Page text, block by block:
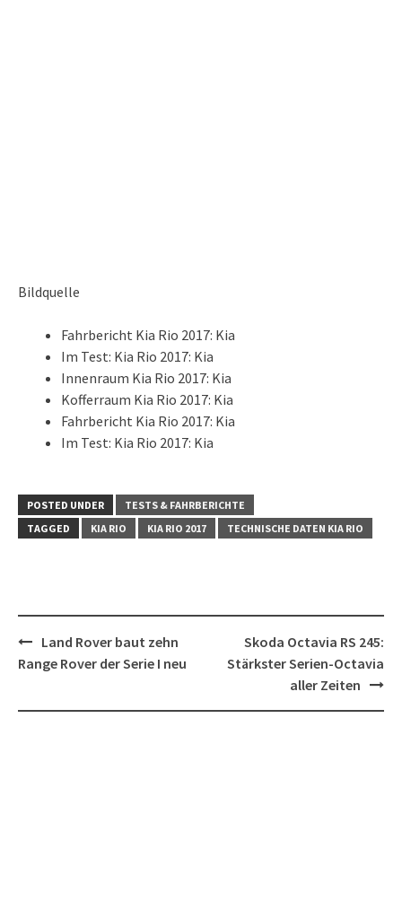
Bildquelle
Fahrbericht Kia Rio 2017: Kia
Im Test: Kia Rio 2017: Kia
Innenraum Kia Rio 2017: Kia
Kofferraum Kia Rio 2017: Kia
Fahrbericht Kia Rio 2017: Kia
Im Test: Kia Rio 2017: Kia
POSTED UNDER
TESTS & FAHRBERICHTE
TAGGED
KIA RIO KIA RIO 2017 TECHNISCHE DATEN KIA RIO
Post
navigation
Land Rover baut zehn
Range Rover der Serie I neu
Skoda Octavia RS 245:
Stärkster Serien-Octavia
aller Zeiten